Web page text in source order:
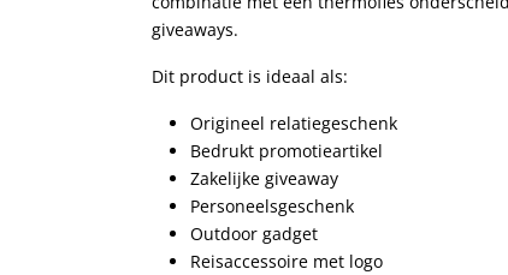
giveaways.
Dit product is ideaal als:
Origineel relatiegeschenk
Bedrukt promotieartikel
Zakelijke giveaway
Personeelsgeschenk
Outdoor gadget
Reisaccessoire met logo